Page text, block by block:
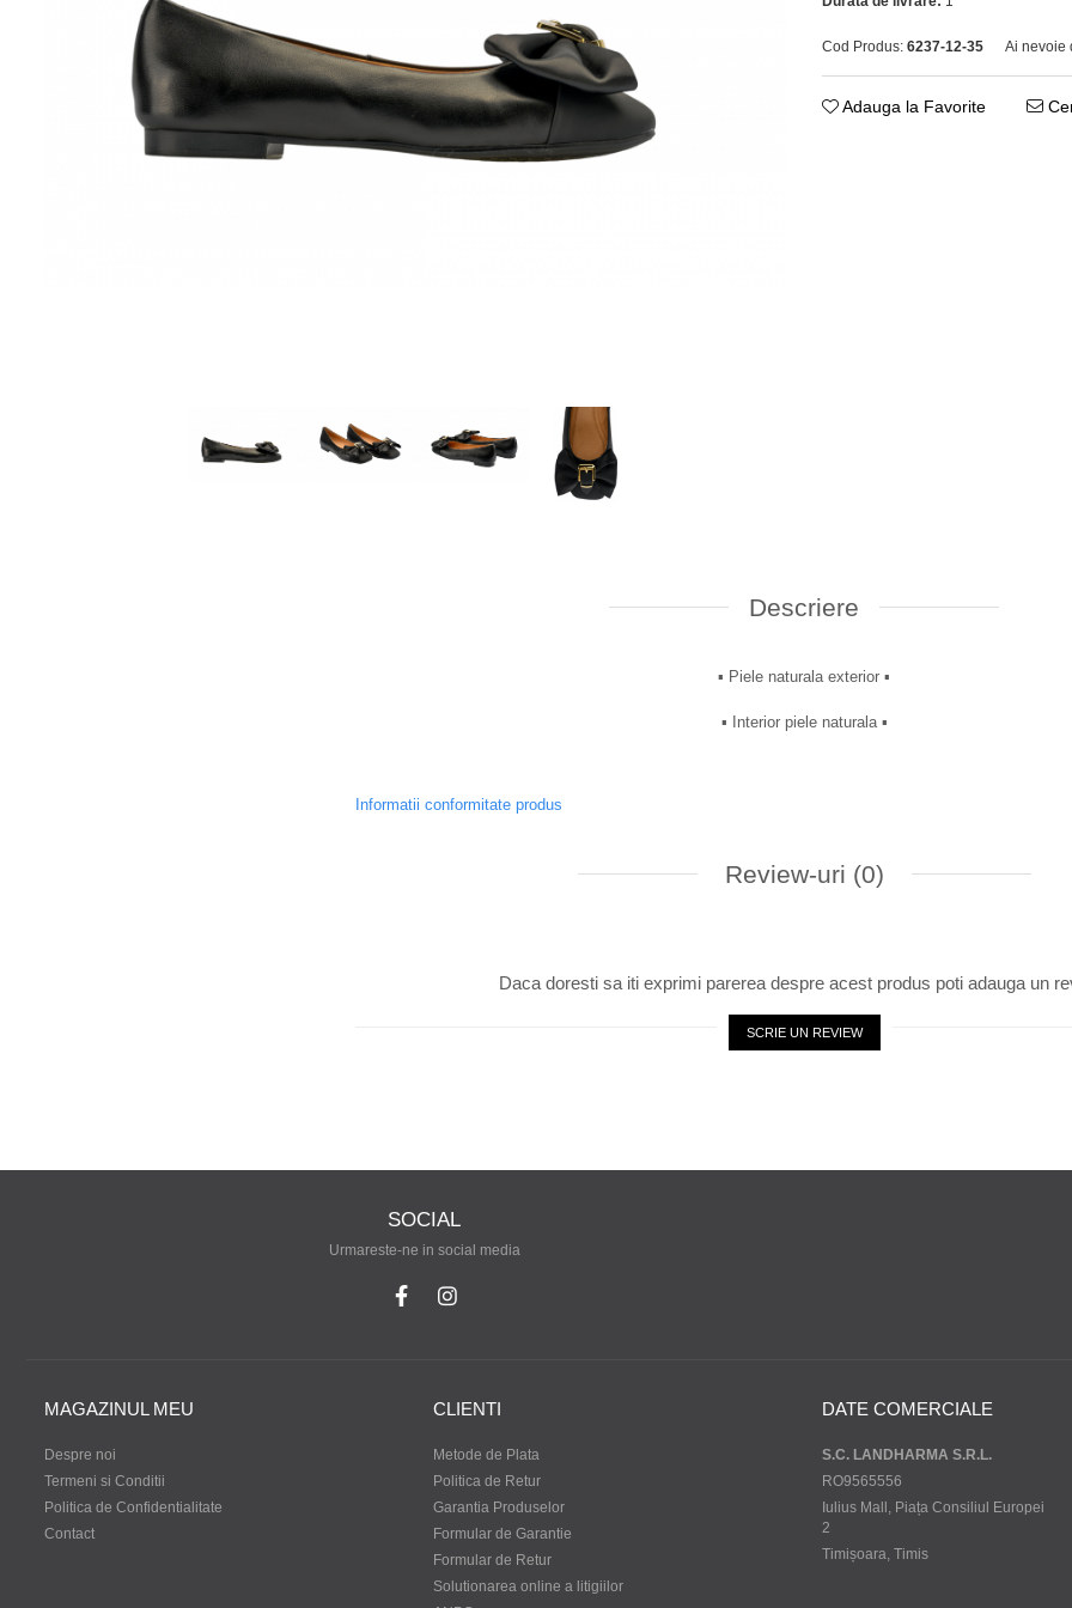
Cod Produs: 6237-12-35 Ai nevoie
Adauga la Favorite
Descriere
▪︎ Piele naturala exterior ▪︎
▪︎ Interior piele naturala ▪︎
Informatii conformitate produs
Review-uri (0)
Daca doresti sa iti exprimi parerea despre acest produs poti adauga un
SCRIE UN REVIEW
SOCIAL
Urmareste-ne in social media
MAGAZINUL MEU
Despre noi
Termeni si Conditii
Politica de Confidentialitate
Contact
CLIENTI
Metode de Plata
Politica de Retur
Garantia Produselor
Formular de Garantie
Formular de Retur
Solutionarea online a litigiilor
DATE COMERCIALE
S.C. LANDHARMA S.R.L.
RO9565556
Iulius Mall, Piața Consiliul Europei
2
Timișoara, Timis